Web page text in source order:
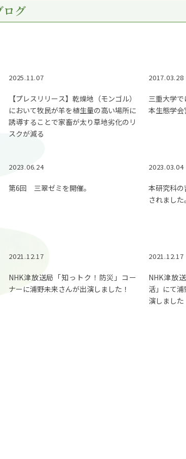
グ
2025.11.07
【プレスリリース】乾燥地（モンゴル）
において牧民が羊を植生量の高い場所に
誘導することで家畜が太り草地劣化のリ
スクが減る
2017.03.28
三重大学
本生態学会
2023.06.24
第6回 三翠ゼミを開催。
2023.03.04
本研究科
されました。
2021.12.17
NHK津放送局「知っトク！防災」コー
ナーに浦野未来さんが出演しました！
2021.12.17
NHK津放
活」にて
演しました